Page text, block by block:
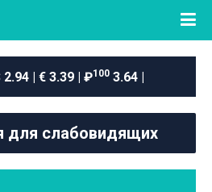
2.94 | € 3.39 | ₽100 3.64 |
для слабовидящих